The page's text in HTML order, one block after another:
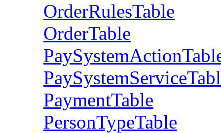
OrderRulesTable
OrderTable
PaymentTable
PersonTypeTable